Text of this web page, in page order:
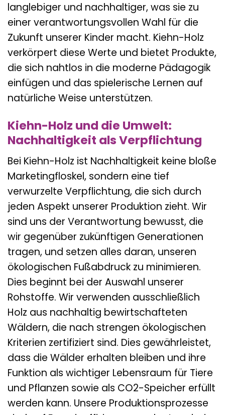
langlebiger und nachhaltiger, was sie zu
einer verantwortungsvollen Wahl für die
Zukunft unserer Kinder macht. Kiehn-Holz
verkörpert diese Werte und bietet Produkte,
die sich nahtlos in die moderne Pädagogik
einfügen und das spielerische Lernen auf
natürliche Weise unterstützen.
Kiehn-Holz und die Umwelt:
Nachhaltigkeit als Verpflichtung
Bei Kiehn-Holz ist Nachhaltigkeit keine bloße
Marketingfloskel, sondern eine tief
verwurzelte Verpflichtung, die sich durch
jeden Aspekt unserer Produktion zieht. Wir
sind uns der Verantwortung bewusst, die
wir gegenüber zukünftigen Generationen
tragen, und setzen alles daran, unseren
ökologischen Fußabdruck zu minimieren.
Dies beginnt bei der Auswahl unserer
Rohstoffe. Wir verwenden ausschließlich
Holz aus nachhaltig bewirtschafteten
Wäldern, die nach strengen ökologischen
Kriterien zertifiziert sind. Dies gewährleistet,
dass die Wälder erhalten bleiben und ihre
Funktion als wichtiger Lebensraum für Tiere
und Pflanzen sowie als CO2-Speicher erfüllt
werden kann. Unsere Produktionsprozesse